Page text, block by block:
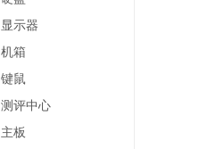
显示器
机箱
键鼠
测评中心
主板